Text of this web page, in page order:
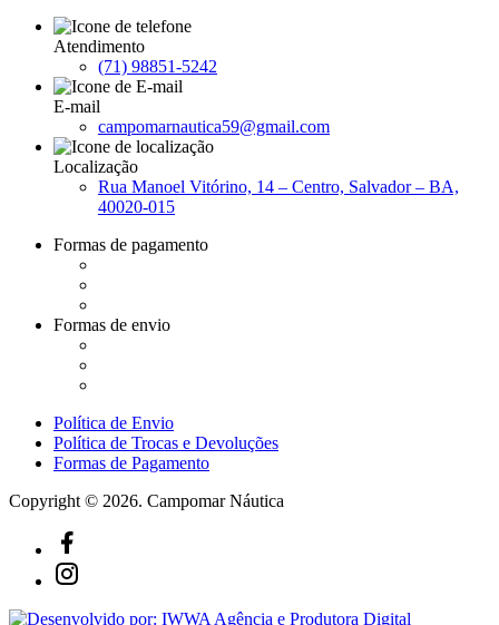
Atendimento
(71) 98851-5242
E-mail
campomarnautica59@gmail.com
Localização
Rua Manoel Vitórino, 14 – Centro, Salvador – BA,
40020-015
Formas de pagamento
Formas de envio
Política de Envio
Política de Trocas e Devoluções
Formas de Pagamento
Copyright © 2026. Campomar Náutica